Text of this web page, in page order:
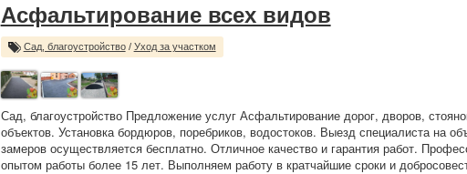
Асфальтирование всех видов
Сад, благоустройство/ Уход за участком
Сад, благоустройство Предложение услуг Асфальтирование дорог, дворов,
объектов. Установка бордюров, поребриков, водостоков. Выезд специалиста на
замеров осуществляется бесплатно. Отличное качество и гарантия работ.
опытом работы более 15 лет. Выполняем работу в кратчайшие сроки и